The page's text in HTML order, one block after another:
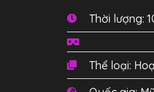
Thời lượng:
Thể loại: